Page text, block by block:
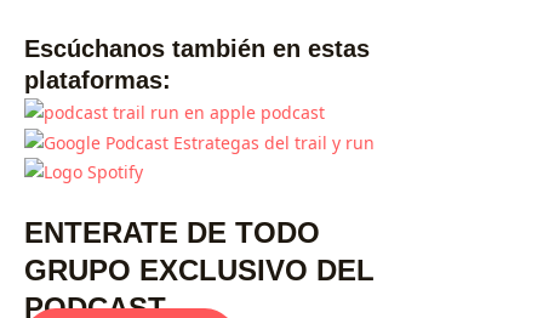
Escúchanos también en estas
plataformas:
ENTERATE DE TODO
GRUPO EXCLUSIVO DEL
PODCAST